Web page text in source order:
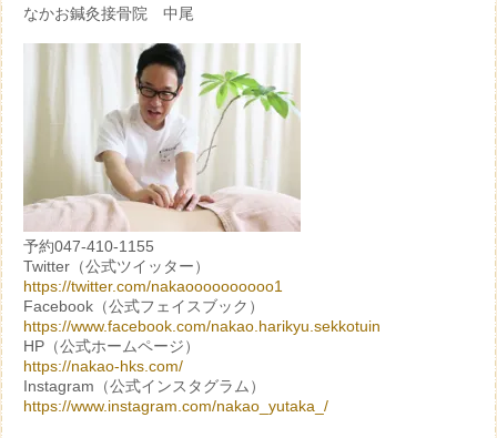
なかお鍼灸接骨院 中尾
予約047-410-1155
Twitter（公式ツイッター）
https://twitter.com/nakaoooooooooo1
Facebook（公式フェイスブック）
https://www.facebook.com/nakao.harikyu.sekkotuin
HP（公式ホームページ）
https://nakao-hks.com/
Instagram（公式インスタグラム）
https://www.instagram.com/nakao_yutaka_/